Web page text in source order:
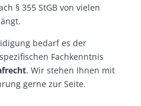
§ 355 StGB von vielen
bedarf es der
Fachkenntnis
. Wir stehen Ihnen mit
gerne zur Seite.